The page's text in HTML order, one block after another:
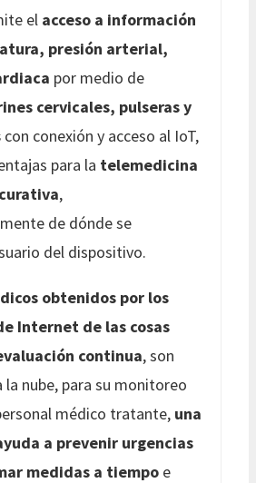
el acceso a información
presión arterial,
por medio de
cervicales, pulseras y
con conexión y acceso al IoT,
para la telemedicina
,
de dónde se
del dispositivo.
obtenidos por los
Internet de las cosas
continua, son
nube, para su monitoreo
médico tratante, una
a prevenir urgencias
medidas a tiempo e